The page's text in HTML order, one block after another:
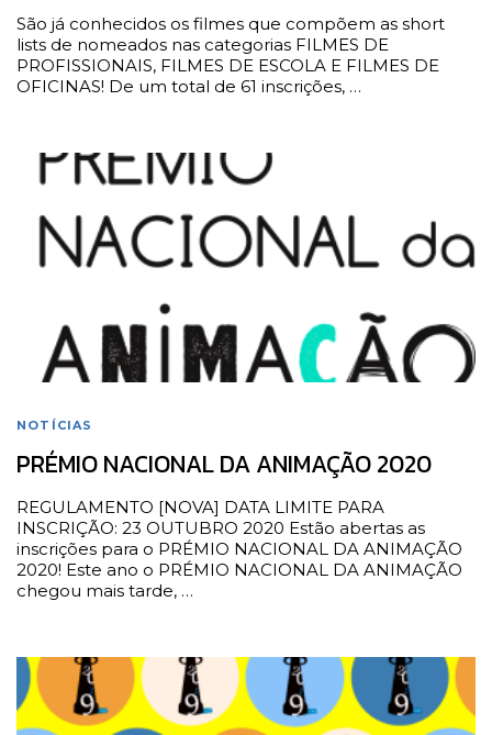
São já conhecidos os filmes que compõem as short
lists de nomeados nas categorias FILMES DE
PROFISSIONAIS, FILMES DE ESCOLA E FILMES DE
OFICINAS! De um total de 61 inscrições, …
NOTÍCIAS
PRÉMIO NACIONAL DA ANIMAÇÃO 2020
REGULAMENTO [NOVA] DATA LIMITE PARA
INSCRIÇÃO: 23 OUTUBRO 2020 Estão abertas as
inscrições para o PRÉMIO NACIONAL DA ANIMAÇÃO
2020! Este ano o PRÉMIO NACIONAL DA ANIMAÇÃO
chegou mais tarde, …